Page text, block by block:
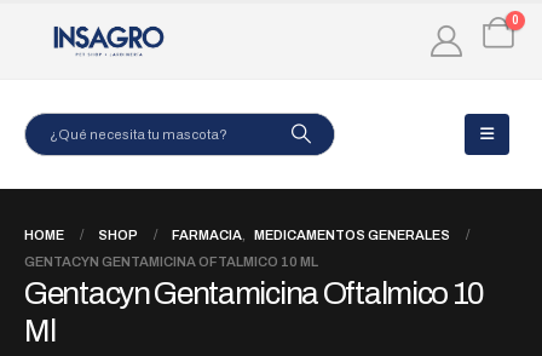
0
HOME SHOP FARMACIA
MEDICAMENTOS GENERALES
GENTACYN GENTAMICINA OFTALMICO 10 ML
Gentacyn Gentamicina Oftalmico 10
Ml